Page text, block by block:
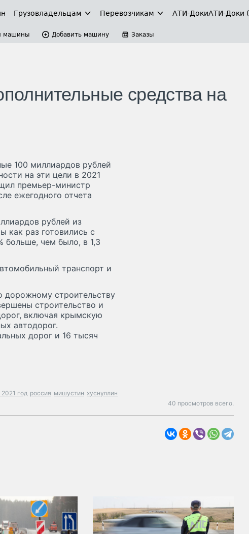
Грузовладельцам Перевозчикам АТИ-ДокиАТИ-Доки
машины Добавить машину Заказы
средства на
100 миллиардов рублей
на эти цели в 2021
премьер-министр
ежегодного отчета
рублей из
как раз готовились с
чем было, в 1,3
транспорт и
дорожному строительству
строительство и
включая крымскую
автодорог.
дорог и 16 тысяч
год россия мишустин хуснуллин
40 просмотров всего.